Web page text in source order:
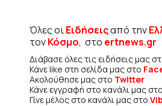
Όλες οιΕιδήσειςαπό την
τονΚόσμο, στο ertnews.gr
Διάβασε όλες τις ειδήσεις μας
Κάνε like στη σελίδα μας στο
Ακολούθησε μας στο Twitter
Κάνε εγγραφή στο κανάλι μας
Γίνε μέλος στο κανάλι μας στο